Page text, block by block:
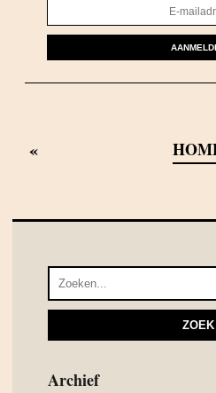
«
Archief